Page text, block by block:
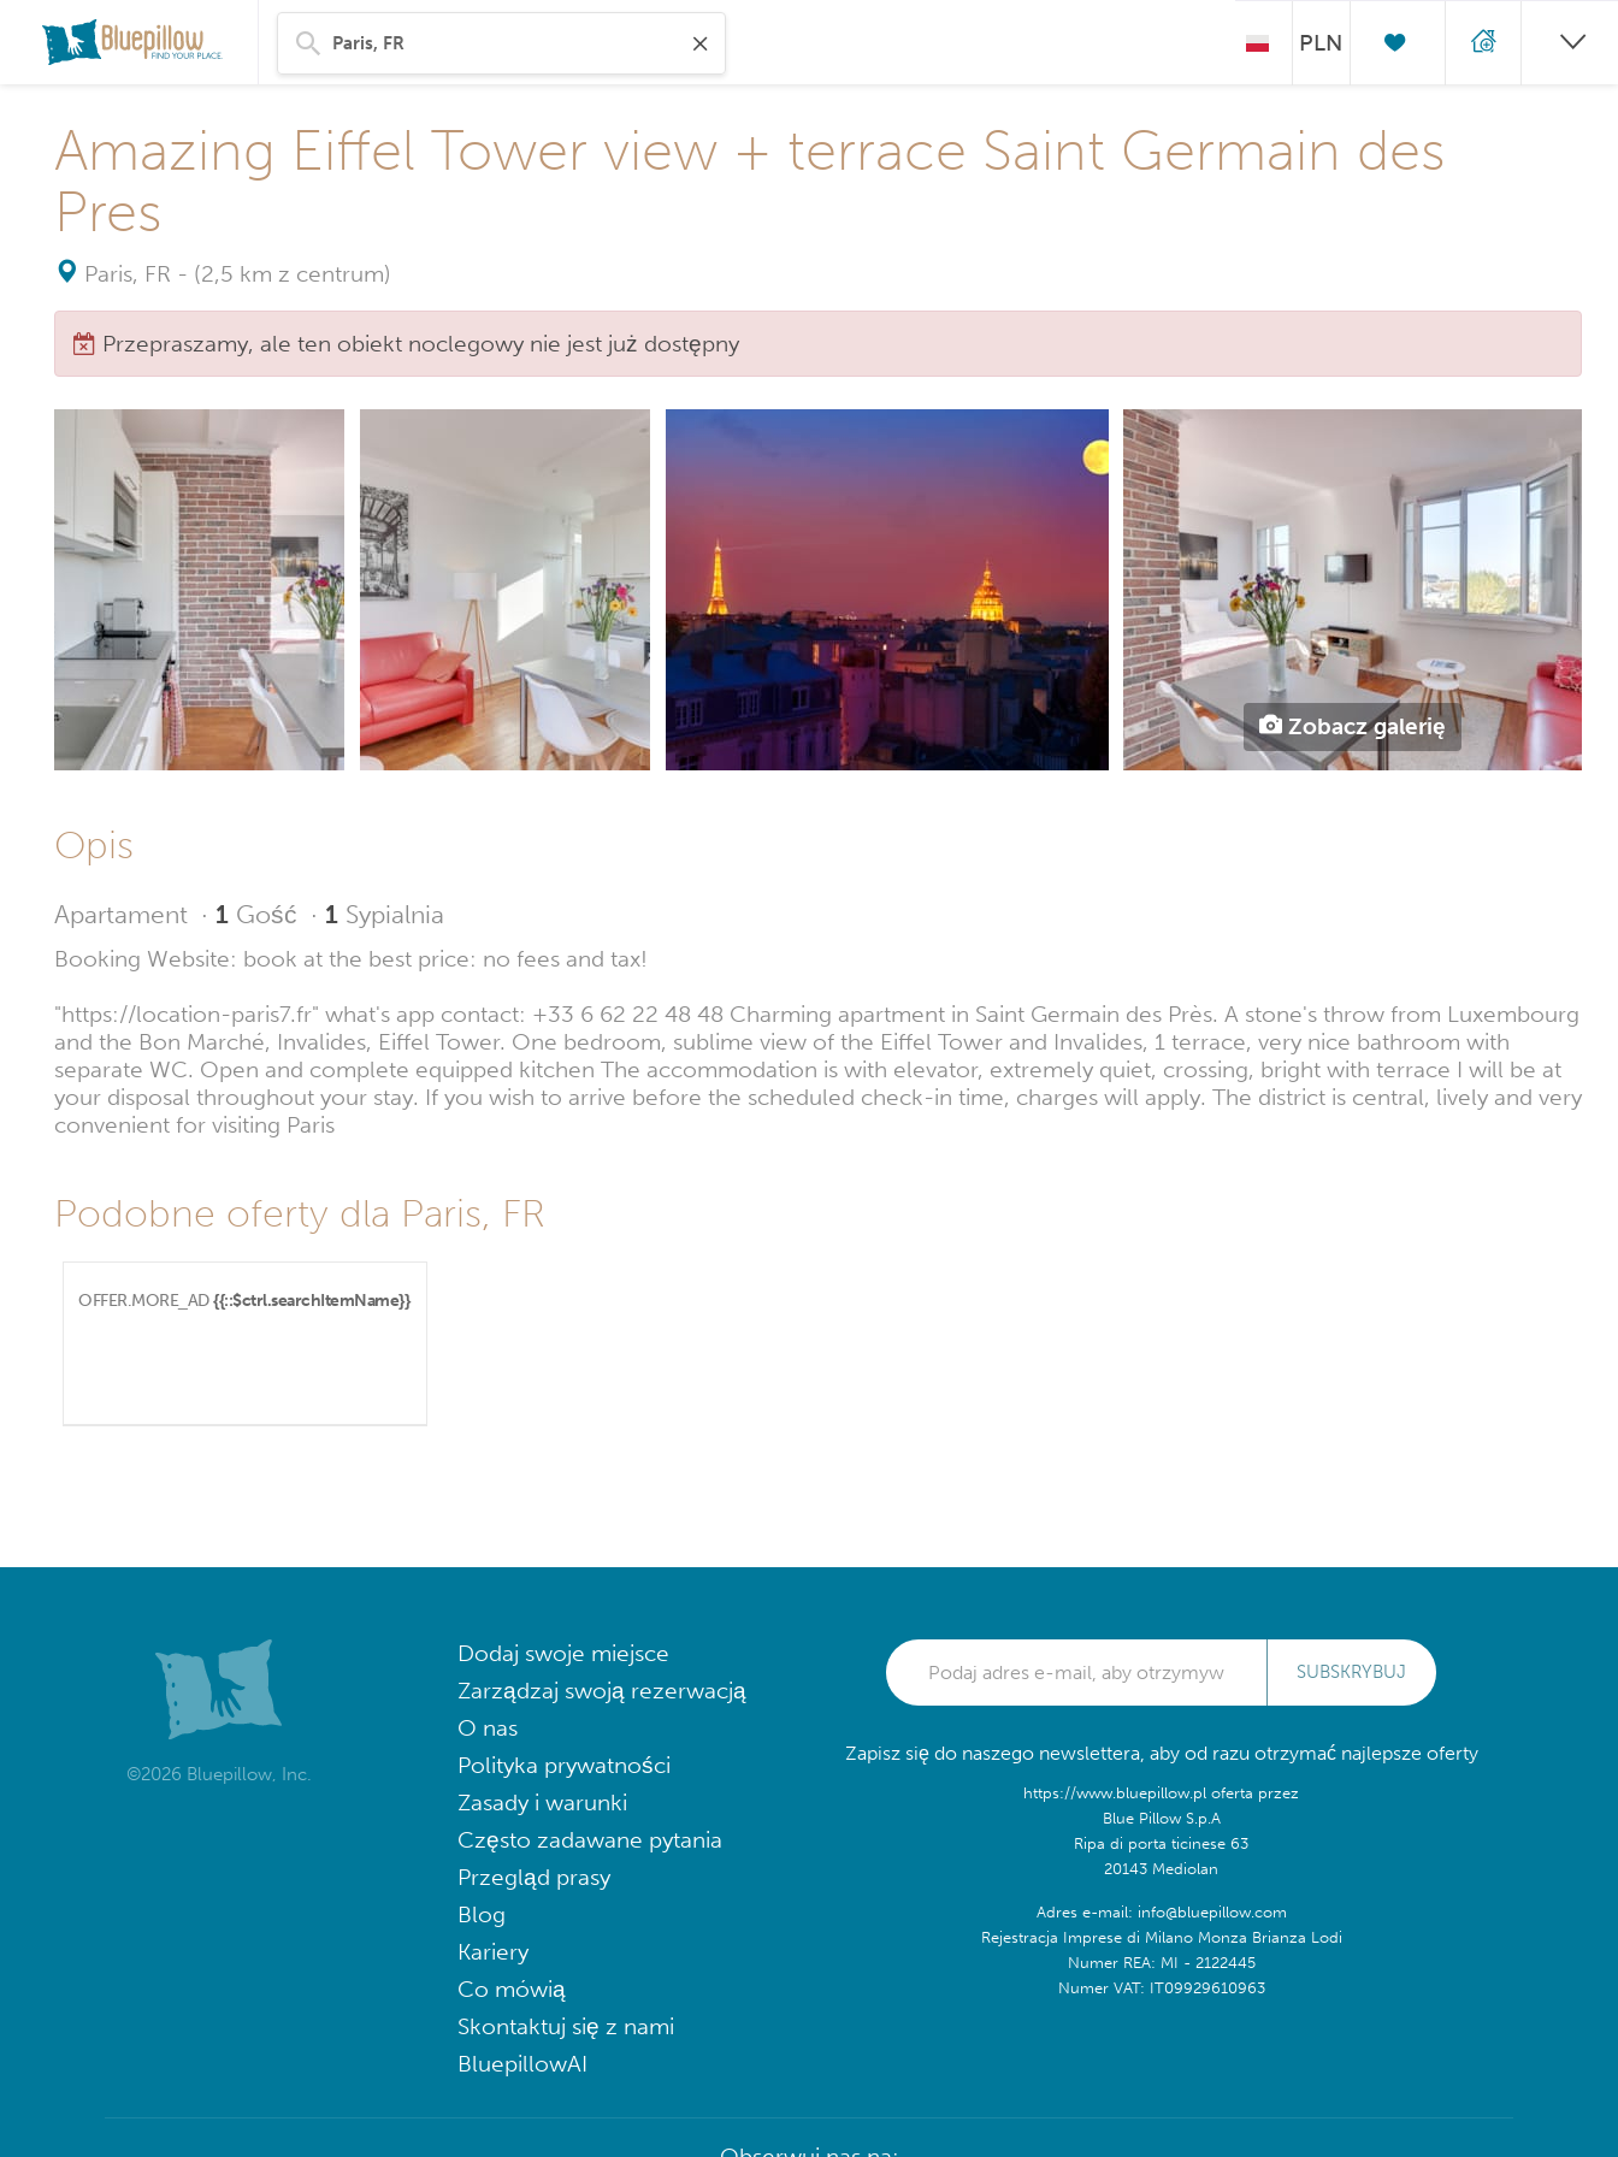
PLN
Amazing Eiffel Tower view + terrace Saint Germain des
Pres
Paris, FR - (2,5 km z centrum)
Przepraszamy, ale ten obiekt noclegowy nie jest już dostępny
Zobacz galerię
Opis
Apartament · 1 Gość · 1 Sypialnia
Booking Website: book at the best price: no fees and tax!
"https://location-paris7.fr" what's app contact: +33 6 62 22 48 48 Charming apartment in Saint Germain des Près. A stone's throw from Luxembourg
and the Bon Marché, Invalides, Eiffel Tower. One bedroom, sublime view of the Eiffel Tower and Invalides, 1 terrace, very nice bathroom with
separate WC. Open and complete equipped kitchen The accommodation is with elevator, extremely quiet, crossing, bright with terrace I will be at
your disposal throughout your stay. If you wish to arrive before the scheduled check-in time, charges will apply. The district is central, lively and very
convenient for visiting Paris
Podobne oferty dla Paris, FR
OFFER.MORE_AD {{::$ctrl.searchItemName}}
©2026 Bluepillow, Inc.
Dodaj swoje miejsce
Zarządzaj swoją rezerwacją
O nas
Polityka prywatności
Zasady i warunki
Często zadawane pytania
Przegląd prasy
Blog
Kariery
Co mówią
Skontaktuj się z nami
BluepillowAI
SUBSKRYBUJ
Zapisz się do naszego newslettera, aby od razu otrzymać najlepsze oferty
https://www.bluepillow.pl oferta przez
Blue Pillow S.p.A
Ripa di porta ticinese 63
20143 Mediolan
Adres e-mail: info@bluepillow.com
Rejestracja Imprese di Milano Monza Brianza Lodi
Numer REA: MI - 2122445
Numer VAT: IT09929610963